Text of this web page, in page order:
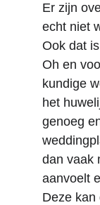
Er zijn
echt niet
Ook dat
Oh en
kundige
het
genoeg
dan vaak
aanvoelt
Deze kan